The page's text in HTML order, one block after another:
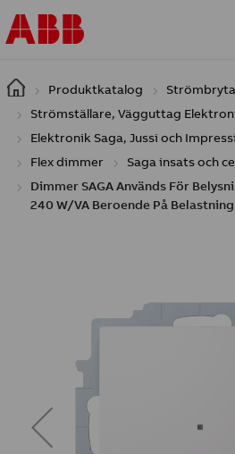
Hoppa till huvudinnehåll
Produktkatalog
Strömställare, Vägguttag
Elektronik Saga, Jussi och
Flex dimmer
Saga insats och
Dimmer SAGA Används För
240 W/VA Beroende På